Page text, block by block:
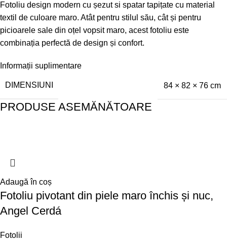
Fotoliu design modern cu șezut si spatar tapițate cu material
textil de culoare maro. Atât pentru stilul său, cât și pentru
picioarele sale din oțel vopsit maro, acest fotoliu este
combinația perfectă de design și confort.
Informații suplimentare
DIMENSIUNI 84 × 82 × 76 cm
PRODUSE ASEMĂNĂTOARE
Adaugă în coș
Fotoliu pivotant din piele maro închis și nuc,
Angel Cerdá
Fotolii